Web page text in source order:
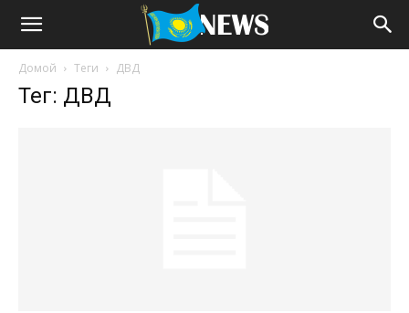
Домой Теги ДВД
Тег: ДВД